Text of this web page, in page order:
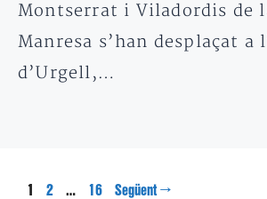
Montserrat i Viladordis de
Manresa s’han desplaçat a
d’Urgell,…
Pàgina
1 Pàgina
2 … Pàgina
16 Següent →